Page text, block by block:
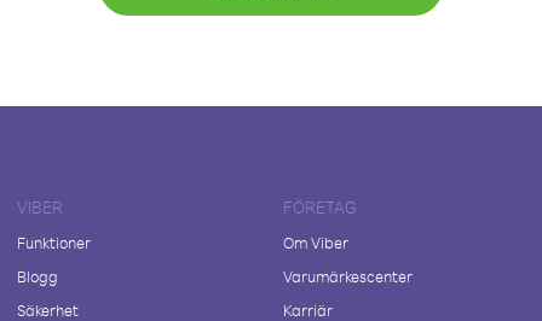
VIBER
Funktioner
Blogg
Säkerhet
FÖRETAG
Om Viber
Varumärkescenter
Karriär